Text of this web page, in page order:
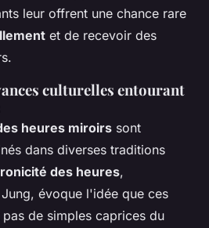
leur offrent une chance rare
et de recevoir des
culturelles entourant
heures miroirs sont
dans diverses traditions
des heures,
évoque l'idée que ces
de simples caprices du